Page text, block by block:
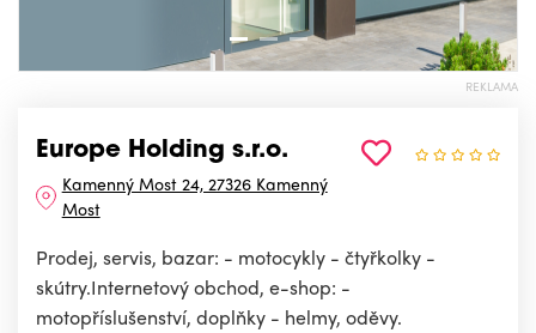
REKLAMA
Europe Holding s.r.o.
Kamenný Most 24, 27326 Kamenný
Most
Prodej, servis, bazar: - motocykly - čtyřkolky -
skútry.Internetový obchod, e-shop: -
motopříslušenství, doplňky - helmy, oděvy.